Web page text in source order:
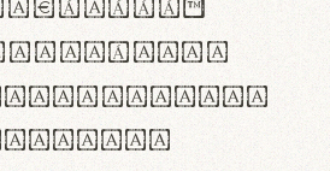
\
cj g vv w
8B